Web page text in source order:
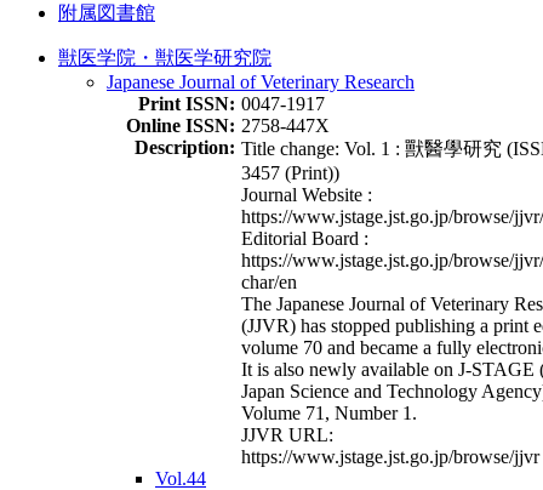
附属図書館
獣医学院・獣医学研究院
Japanese Journal of Veterinary Research
Print ISSN: 0047-1917
Online ISSN: 2758-447X
Description: Title change: Vol. 1 : 獸醫學研究
3457 (Print))
Journal Website :
https://www.jstage.jst.go.jp/browse/
Editorial Board :
https://www.jstage.jst.go.jp/browse/
char/en
The Japanese Journal of Veterinary
(JJVR) has stopped publishing a print
volume 70 and became a fully
It is also newly available on J-STAGE
Japan Science and Technology
Volume 71, Number 1.
JJVR URL:
https://www.jstage.jst.go.jp/browse/jjvr
Vol.44